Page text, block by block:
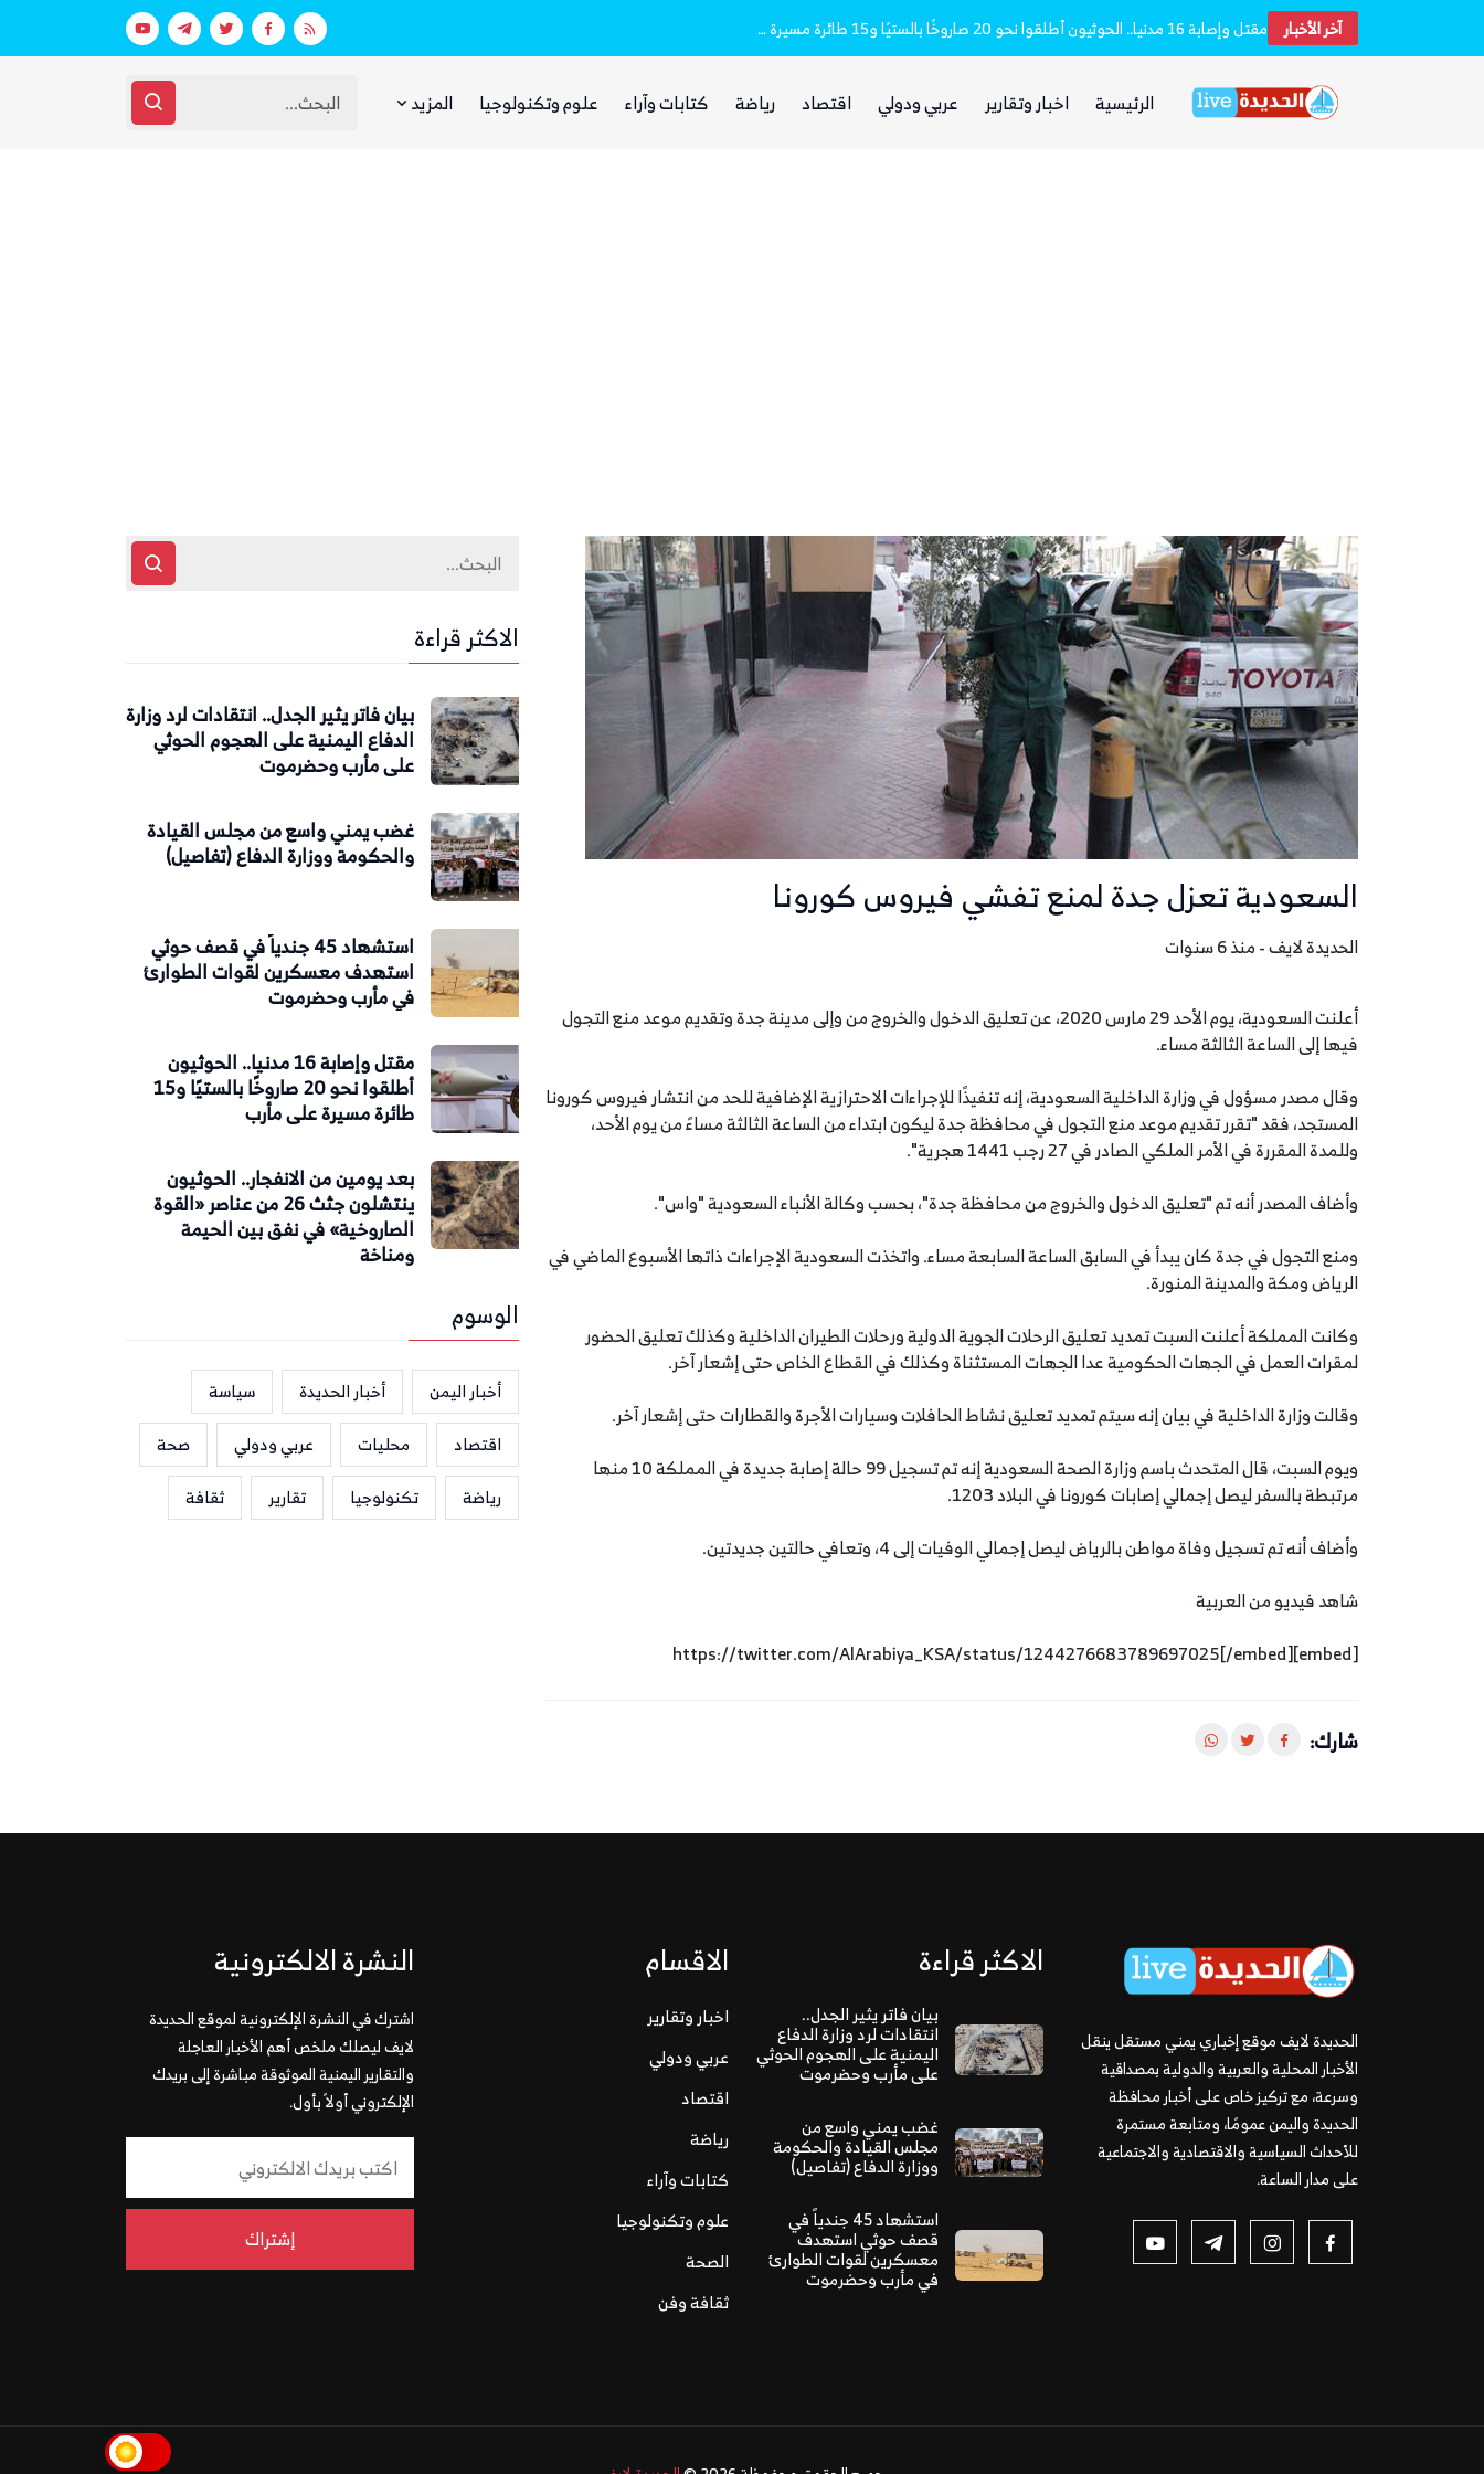
آخر الأخباربعد يومين من الانفجار.. الحوثيون ينتشلون جثث 26 من عناصر «القوة الصاروخية» في نفق بين الحيمة ومناخة مقتل وإصابة 16 مدنيا.. الحوثيون أطلقوا نحو 20 صاروخًا بالستيًا و15 طائرة مسيرة على مأرب
الرئيسية اخبار وتقارير عربي ودولي اقتصاد رياضة كتابات وآراء علوم وتكنولوجيا المزيد
السعودية تعزل جدة لمنع تفشي فيروس كورونا
الحديدة لايف - منذ 6 سنوات
أعلنت السعودية، يوم الأحد 29 مارس 2020، عن تعليق الدخول والخروج من وإلى مدينة جدة وتقديم موعد منع التجول
فيها إلى الساعة الثالثة مساء.
وقال مصدر مسؤول في وزارة الداخلية السعودية، إنه تنفيذًا للإجراءات الاحترازية الإضافية للحد من انتشار فيروس كورونا
المستجد، فقد "تقرر تقديم موعد منع التجول في محافظة جدة ليكون ابتداء من الساعة الثالثة مساءً من يوم الأحد،
وللمدة المقررة في الأمر الملكي الصادر في 27 رجب 1441 هجرية".
وأضاف المصدر أنه تم "تعليق الدخول والخروج من محافظة جدة"، بحسب وكالة الأنباء السعودية "واس".
ومنع التجول في جدة كان يبدأ في السابق الساعة السابعة مساء. واتخذت السعودية الإجراءات ذاتها الأسبوع الماضي في
الرياض ومكة والمدينة المنورة.
وكانت المملكة أعلنت السبت تمديد تعليق الرحلات الجوية الدولية ورحلات الطيران الداخلية وكذلك تعليق الحضور
لمقرات العمل في الجهات الحكومية عدا الجهات المستثناة وكذلك في القطاع الخاص حتى إشعار آخر.
وقالت وزارة الداخلية في بيان إنه سيتم تمديد تعليق نشاط الحافلات وسيارات الأجرة والقطارات حتى إشعار آخر.
ويوم السبت، قال المتحدث باسم وزارة الصحة السعودية إنه تم تسجيل 99 حالة إصابة جديدة في المملكة 10 منها
مرتبطة بالسفر ليصل إجمالي إصابات كورونا في البلاد 1203.
وأضاف أنه تم تسجيل وفاة مواطن بالرياض ليصل إجمالي الوفيات إلى 4، وتعافي حالتين جديدتين.
شاهد فيديو من العربية
[embed]https://twitter.com/AlArabiya_KSA/status/1244276683789697025[/embed]
شارك:
الاكثر قراءة
بيان فاتر يثير الجدل.. انتقادات لرد وزارة
الدفاع اليمنية على الهجوم الحوثي
على مأرب وحضرموت
غضب يمني واسع من مجلس القيادة
والحكومة ووزارة الدفاع (تفاصيل)
استشهاد 45 جندياً في قصف حوثي
استهدف معسكرين لقوات الطوارئ
في مأرب وحضرموت
مقتل وإصابة 16 مدنيا.. الحوثيون
أطلقوا نحو 20 صاروخًا بالستيًا و15
طائرة مسيرة على مأرب
بعد يومين من الانفجار.. الحوثيون
ينتشلون جثث 26 من عناصر «القوة
الصاروخية» في نفق بين الحيمة
ومناخة
الوسوم
أخبار اليمن أخبار الحديدة
سياسة
اقتصاد
محليات عربي ودولي
صحة
رياضة
تكنولوجيا تقارير ثقافة
الحديدة لايف موقع إخباري يمني مستقل ينقل
الأخبار المحلية والعربية والدولية بمصداقية
وسرعة، مع تركيز خاص على أخبار محافظة
الحديدة واليمن عمومًا، ومتابعة مستمرة
للأحداث السياسية والاقتصادية والاجتماعية
على مدار الساعة.
الاكثر قراءة
بيان فاتر يثير الجدل..
انتقادات لرد وزارة الدفاع
اليمنية على الهجوم الحوثي
على مأرب وحضرموت
غضب يمني واسع من
مجلس القيادة والحكومة
ووزارة الدفاع (تفاصيل)
استشهاد 45 جندياً في
قصف حوثي استهدف
معسكرين لقوات الطوارئ
في مأرب وحضرموت
الاقسام
اخبار وتقارير
عربي ودولي
اقتصاد
رياضة
كتابات وآراء
علوم وتكنولوجيا
الصحة
ثقافة وفن
النشرة الالكترونية
اشترك في النشرة الإلكترونية لموقع الحديدة
لايف ليصلك ملخص أهم الأخبار العاجلة
والتقارير اليمنية الموثوقة مباشرة إلى بريدك
الإلكتروني أولاً بأول.
إشتراك